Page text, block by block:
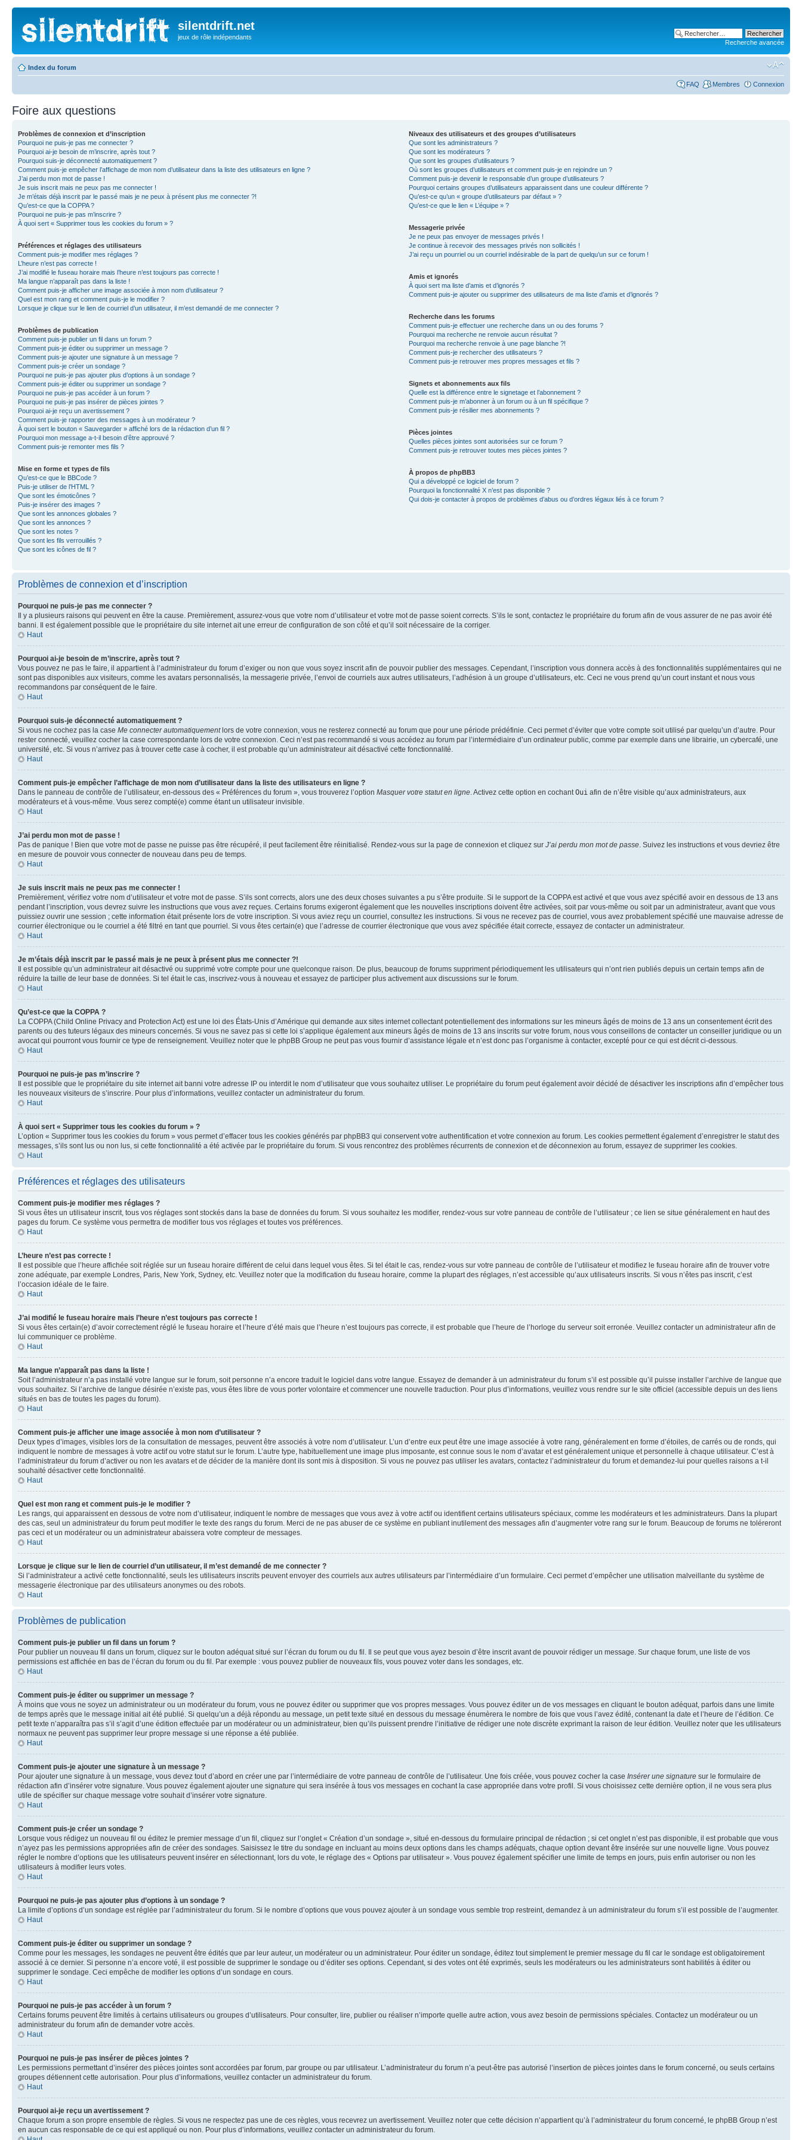
silentdrift.net
jeux de rôle indépendants
Recherche avancée
Index du forum
FAQ Membres Connexion
Foire aux questions
Problèmes de connexion et d’inscription
Pourquoi ne puis-je pas me connecter ?
Pourquoi ai-je besoin de m’inscrire, après tout ?
Pourquoi suis-je déconnecté automatiquement ?
Comment puis-je empêcher l’affichage de mon nom d’utilisateur dans la liste des utilisateurs en ligne ?
J’ai perdu mon mot de passe !
Je suis inscrit mais ne peux pas me connecter !
Je m’étais déjà inscrit par le passé mais je ne peux à présent plus me connecter ?!
Qu’est-ce que la COPPA ?
Pourquoi ne puis-je pas m’inscrire ?
À quoi sert « Supprimer tous les cookies du forum » ?
Préférences et réglages des utilisateurs
Comment puis-je modifier mes réglages ?
L’heure n’est pas correcte !
J’ai modifié le fuseau horaire mais l’heure n’est toujours pas correcte !
Ma langue n’apparaît pas dans la liste !
Comment puis-je afficher une image associée à mon nom d’utilisateur ?
Quel est mon rang et comment puis-je le modifier ?
Lorsque je clique sur le lien de courriel d’un utilisateur, il m’est demandé de me connecter ?
Problèmes de publication
Comment puis-je publier un fil dans un forum ?
Comment puis-je éditer ou supprimer un message ?
Comment puis-je ajouter une signature à un message ?
Comment puis-je créer un sondage ?
Pourquoi ne puis-je pas ajouter plus d’options à un sondage ?
Comment puis-je éditer ou supprimer un sondage ?
Pourquoi ne puis-je pas accéder à un forum ?
Pourquoi ne puis-je pas insérer de pièces jointes ?
Pourquoi ai-je reçu un avertissement ?
Comment puis-je rapporter des messages à un modérateur ?
À quoi sert le bouton « Sauvegarder » affiché lors de la rédaction d’un fil ?
Pourquoi mon message a-t-il besoin d’être approuvé ?
Comment puis-je remonter mes fils ?
Mise en forme et types de fils
Qu’est-ce que le BBCode ?
Puis-je utiliser de l’HTML ?
Que sont les émoticônes ?
Puis-je insérer des images ?
Que sont les annonces globales ?
Que sont les annonces ?
Que sont les notes ?
Que sont les fils verrouillés ?
Que sont les icônes de fil ?
Niveaux des utilisateurs et des groupes d’utilisateurs
Que sont les administrateurs ?
Que sont les modérateurs ?
Que sont les groupes d’utilisateurs ?
Où sont les groupes d’utilisateurs et comment puis-je en rejoindre un ?
Comment puis-je devenir le responsable d’un groupe d’utilisateurs ?
Pourquoi certains groupes d’utilisateurs apparaissent dans une couleur différente ?
Qu’est-ce qu’un « groupe d’utilisateurs par défaut » ?
Qu’est-ce que le lien « L’équipe » ?
Messagerie privée
Je ne peux pas envoyer de messages privés !
Je continue à recevoir des messages privés non sollicités !
J’ai reçu un pourriel ou un courriel indésirable de la part de quelqu’un sur ce forum !
Amis et ignorés
À quoi sert ma liste d’amis et d’ignorés ?
Comment puis-je ajouter ou supprimer des utilisateurs de ma liste d’amis et d’ignorés ?
Recherche dans les forums
Comment puis-je effectuer une recherche dans un ou des forums ?
Pourquoi ma recherche ne renvoie aucun résultat ?
Pourquoi ma recherche renvoie à une page blanche ?!
Comment puis-je rechercher des utilisateurs ?
Comment puis-je retrouver mes propres messages et fils ?
Signets et abonnements aux fils
Quelle est la différence entre le signetage et l’abonnement ?
Comment puis-je m’abonner à un forum ou à un fil spécifique ?
Comment puis-je résilier mes abonnements ?
Pièces jointes
Quelles pièces jointes sont autorisées sur ce forum ?
Comment puis-je retrouver toutes mes pièces jointes ?
À propos de phpBB3
Qui a développé ce logiciel de forum ?
Pourquoi la fonctionnalité X n’est pas disponible ?
Qui dois-je contacter à propos de problèmes d’abus ou d’ordres légaux liés à ce forum ?
Problèmes de connexion et d’inscription
Pourquoi ne puis-je pas me connecter ?
Il y a plusieurs raisons qui peuvent en être la cause. Premièrement, assurez-vous que votre nom d’utilisateur et votre mot de passe soient corrects. S’ils le sont, contactez le propriétaire du forum afin de vous assurer de ne pas avoir été
banni. Il est également possible que le propriétaire du site internet ait une erreur de configuration de son côté et qu’il soit nécessaire de la corriger.
Haut
Pourquoi ai-je besoin de m’inscrire, après tout ?
Vous pouvez ne pas le faire, il appartient à l’administrateur du forum d’exiger ou non que vous soyez inscrit afin de pouvoir publier des messages. Cependant, l’inscription vous donnera accès à des fonctionnalités supplémentaires qui ne
sont pas disponibles aux visiteurs, comme les avatars personnalisés, la messagerie privée, l’envoi de courriels aux autres utilisateurs, l’adhésion à un groupe d’utilisateurs, etc. Ceci ne vous prend qu’un court instant et nous vous
recommandons par conséquent de le faire.
Haut
Pourquoi suis-je déconnecté automatiquement ?
Si vous ne cochez pas la case Me connecter automatiquementlors de votre connexion, vous ne resterez connecté au forum que pour une période prédéfinie. Ceci permet d’éviter que votre compte soit utilisé par quelqu’un d’autre. Pour
rester connecté, veuillez cocher la case correspondante lors de votre connexion. Ceci n’est pas recommandé si vous accédez au forum par l’intermédiaire d’un ordinateur public, comme par exemple dans une librairie, un cybercafé, une
université, etc. Si vous n’arrivez pas à trouver cette case à cocher, il est probable qu’un administrateur ait désactivé cette fonctionnalité.
Haut
Comment puis-je empêcher l’affichage de mon nom d’utilisateur dans la liste des utilisateurs en ligne ?
Dans le panneau de contrôle de l’utilisateur, en-dessous des « Préférences du forum », vous trouverez l’option Masquer votre statut en ligne . Activez cette option en cochant Oui afin de n’être visible qu’aux administrateurs, aux
modérateurs et à vous-même. Vous serez compté(e) comme étant un utilisateur invisible.
Haut
J’ai perdu mon mot de passe !
Pas de panique ! Bien que votre mot de passe ne puisse pas être récupéré, il peut facilement être réinitialisé. Rendez-vous sur la page de connexion et cliquez sur J’ai perdu mon mot de passe . Suivez les instructions et vous devriez être
en mesure de pouvoir vous connecter de nouveau dans peu de temps.
Haut
Je suis inscrit mais ne peux pas me connecter !
Premièrement, vérifiez votre nom d’utilisateur et votre mot de passe. S’ils sont corrects, alors une des deux choses suivantes a pu s’être produite. Si le support de la COPPA est activé et que vous avez spécifié avoir en dessous de 13 ans
pendant l’inscription, vous devrez suivre les instructions que vous avez reçues. Certains forums exigeront également que les nouvelles inscriptions doivent être activées, soit par vous-même ou soit par un administrateur, avant que vous
puissiez ouvrir une session ; cette information était présente lors de votre inscription. Si vous aviez reçu un courriel, consultez les instructions. Si vous ne recevez pas de courriel, vous avez probablement spécifié une mauvaise adresse de
courrier électronique ou le courriel a été filtré en tant que pourriel. Si vous êtes certain(e) que l’adresse de courrier électronique que vous avez spécifiée était correcte, essayez de contacter un administrateur.
Haut
Je m’étais déjà inscrit par le passé mais je ne peux à présent plus me connecter ?!
Il est possible qu’un administrateur ait désactivé ou supprimé votre compte pour une quelconque raison. De plus, beaucoup de forums suppriment périodiquement les utilisateurs qui n’ont rien publiés depuis un certain temps afin de
réduire la taille de leur base de données. Si tel était le cas, inscrivez-vous à nouveau et essayez de participer plus activement aux discussions sur le forum.
Haut
Qu’est-ce que la COPPA ?
La COPPA (Child Online Privacy and Protection Act) est une loi des États-Unis d’Amérique qui demande aux sites internet collectant potentiellement des informations sur les mineurs âgés de moins de 13 ans un consentement écrit des
parents ou des tuteurs légaux des mineurs concernés. Si vous ne savez pas si cette loi s’applique également aux mineurs âgés de moins de 13 ans inscrits sur votre forum, nous vous conseillons de contacter un conseiller juridique ou un
avocat qui pourront vous fournir ce type de renseignement. Veuillez noter que le phpBB Group ne peut pas vous fournir d’assistance légale et n’est donc pas l’organisme à contacter, excepté pour ce qui est décrit ci-dessous.
Haut
Pourquoi ne puis-je pas m’inscrire ?
Il est possible que le propriétaire du site internet ait banni votre adresse IP ou interdit le nom d’utilisateur que vous souhaitez utiliser. Le propriétaire du forum peut également avoir décidé de désactiver les inscriptions afin d’empêcher tous
les nouveaux visiteurs de s’inscrire. Pour plus d’informations, veuillez contacter un administrateur du forum.
Haut
À quoi sert « Supprimer tous les cookies du forum » ?
L’option « Supprimer tous les cookies du forum » vous permet d’effacer tous les cookies générés par phpBB3 qui conservent votre authentification et votre connexion au forum. Les cookies permettent également d’enregistrer le statut des
messages, s’ils sont lus ou non lus, si cette fonctionnalité a été activée par le propriétaire du forum. Si vous rencontrez des problèmes récurrents de connexion et de déconnexion au forum, essayez de supprimer les cookies.
Haut
Préférences et réglages des utilisateurs
Comment puis-je modifier mes réglages ?
Si vous êtes un utilisateur inscrit, tous vos réglages sont stockés dans la base de données du forum. Si vous souhaitez les modifier, rendez-vous sur votre panneau de contrôle de l’utilisateur ; ce lien se situe généralement en haut des
pages du forum. Ce système vous permettra de modifier tous vos réglages et toutes vos préférences.
Haut
L’heure n’est pas correcte !
Il est possible que l’heure affichée soit réglée sur un fuseau horaire différent de celui dans lequel vous êtes. Si tel était le cas, rendez-vous sur votre panneau de contrôle de l’utilisateur et modifiez le fuseau horaire afin de trouver votre
zone adéquate, par exemple Londres, Paris, New York, Sydney, etc. Veuillez noter que la modification du fuseau horaire, comme la plupart des réglages, n’est accessible qu’aux utilisateurs inscrits. Si vous n’êtes pas inscrit, c’est
l’occasion idéale de le faire.
Haut
J’ai modifié le fuseau horaire mais l’heure n’est toujours pas correcte !
Si vous êtes certain(e) d’avoir correctement réglé le fuseau horaire et l’heure d’été mais que l’heure n’est toujours pas correcte, il est probable que l’heure de l’horloge du serveur soit erronée. Veuillez contacter un administrateur afin de
lui communiquer ce problème.
Haut
Ma langue n’apparaît pas dans la liste !
Soit l’administrateur n’a pas installé votre langue sur le forum, soit personne n’a encore traduit le logiciel dans votre langue. Essayez de demander à un administrateur du forum s’il est possible qu’il puisse installer l’archive de langue que
vous souhaitez. Si l’archive de langue désirée n’existe pas, vous êtes libre de vous porter volontaire et commencer une nouvelle traduction. Pour plus d’informations, veuillez vous rendre sur le site officiel (accessible depuis un des liens
situés en bas de toutes les pages du forum).
Haut
Comment puis-je afficher une image associée à mon nom d’utilisateur ?
Deux types d’images, visibles lors de la consultation de messages, peuvent être associés à votre nom d’utilisateur. L’un d’entre eux peut être une image associée à votre rang, généralement en forme d’étoiles, de carrés ou de ronds, qui
indiquent le nombre de messages à votre actif ou votre statut sur le forum. L’autre type, habituellement une image plus imposante, est connue sous le nom d’avatar et est généralement unique et personnelle à chaque utilisateur. C’est à
l’administrateur du forum d’activer ou non les avatars et de décider de la manière dont ils sont mis à disposition. Si vous ne pouvez pas utiliser les avatars, contactez l’administrateur du forum et demandez-lui pour quelles raisons a t-il
souhaité désactiver cette fonctionnalité.
Haut
Quel est mon rang et comment puis-je le modifier ?
Les rangs, qui apparaissent en dessous de votre nom d’utilisateur, indiquent le nombre de messages que vous avez à votre actif ou identifient certains utilisateurs spéciaux, comme les modérateurs et les administrateurs. Dans la plupart
des cas, seul un administrateur du forum peut modifier le texte des rangs du forum. Merci de ne pas abuser de ce système en publiant inutilement des messages afin d’augmenter votre rang sur le forum. Beaucoup de forums ne toléreront
pas ceci et un modérateur ou un administrateur abaissera votre compteur de messages.
Haut
Lorsque je clique sur le lien de courriel d’un utilisateur, il m’est demandé de me connecter ?
Si l’administrateur a activé cette fonctionnalité, seuls les utilisateurs inscrits peuvent envoyer des courriels aux autres utilisateurs par l’intermédiaire d’un formulaire. Ceci permet d’empêcher une utilisation malveillante du système de
messagerie électronique par des utilisateurs anonymes ou des robots.
Haut
Problèmes de publication
Comment puis-je publier un fil dans un forum ?
Pour publier un nouveau fil dans un forum, cliquez sur le bouton adéquat situé sur l’écran du forum ou du fil. Il se peut que vous ayez besoin d’être inscrit avant de pouvoir rédiger un message. Sur chaque forum, une liste de vos
permissions est affichée en bas de l’écran du forum ou du fil. Par exemple : vous pouvez publier de nouveaux fils, vous pouvez voter dans les sondages, etc.
Haut
Comment puis-je éditer ou supprimer un message ?
À moins que vous ne soyez un administrateur ou un modérateur du forum, vous ne pouvez éditer ou supprimer que vos propres messages. Vous pouvez éditer un de vos messages en cliquant le bouton adéquat, parfois dans une limite
de temps après que le message initial ait été publié. Si quelqu’un a déjà répondu au message, un petit texte situé en dessous du message énumèrera le nombre de fois que vous l’avez édité, contenant la date et l’heure de l’édition. Ce
petit texte n’apparaîtra pas s’il s’agit d’une édition effectuée par un modérateur ou un administrateur, bien qu’ils puissent prendre l’initiative de rédiger une note discrète exprimant la raison de leur édition. Veuillez noter que les utilisateurs
normaux ne peuvent pas supprimer leur propre message si une réponse a été publiée.
Haut
Comment puis-je ajouter une signature à un message ?
Pour ajouter une signature à un message, vous devez tout d’abord en créer une par l’intermédiaire de votre panneau de contrôle de l’utilisateur. Une fois créée, vous pouvez cocher la case Insérer une signature sur le formulaire de
rédaction afin d’insérer votre signature. Vous pouvez également ajouter une signature qui sera insérée à tous vos messages en cochant la case appropriée dans votre profil. Si vous choisissez cette dernière option, il ne vous sera plus
utile de spécifier sur chaque message votre souhait d’insérer votre signature.
Haut
Comment puis-je créer un sondage ?
Lorsque vous rédigez un nouveau fil ou éditez le premier message d’un fil, cliquez sur l’onglet « Création d’un sondage », situé en-dessous du formulaire principal de rédaction ; si cet onglet n’est pas disponible, il est probable que vous
n’ayez pas les permissions appropriées afin de créer des sondages. Saisissez le titre du sondage en incluant au moins deux options dans les champs adéquats, chaque option devant être insérée sur une nouvelle ligne. Vous pouvez
régler le nombre d’options que les utilisateurs peuvent insérer en sélectionnant, lors du vote, le réglage des « Options par utilisateur ». Vous pouvez également spécifier une limite de temps en jours, puis enfin autoriser ou non les
utilisateurs à modifier leurs votes.
Haut
Pourquoi ne puis-je pas ajouter plus d’options à un sondage ?
La limite d’options d’un sondage est réglée par l’administrateur du forum. Si le nombre d’options que vous pouvez ajouter à un sondage vous semble trop restreint, demandez à un administrateur du forum s’il est possible de l’augmenter.
Haut
Comment puis-je éditer ou supprimer un sondage ?
Comme pour les messages, les sondages ne peuvent être édités que par leur auteur, un modérateur ou un administrateur. Pour éditer un sondage, éditez tout simplement le premier message du fil car le sondage est obligatoirement
associé à ce dernier. Si personne n’a encore voté, il est possible de supprimer le sondage ou d’éditer ses options. Cependant, si des votes ont été exprimés, seuls les modérateurs ou les administrateurs sont habilités à éditer ou
supprimer le sondage. Ceci empêche de modifier les options d’un sondage en cours.
Haut
Pourquoi ne puis-je pas accéder à un forum ?
Certains forums peuvent être limités à certains utilisateurs ou groupes d’utilisateurs. Pour consulter, lire, publier ou réaliser n’importe quelle autre action, vous avez besoin de permissions spéciales. Contactez un modérateur ou un
administrateur du forum afin de demander votre accès.
Haut
Pourquoi ne puis-je pas insérer de pièces jointes ?
Les permissions permettant d’insérer des pièces jointes sont accordées par forum, par groupe ou par utilisateur. L’administrateur du forum n’a peut-être pas autorisé l’insertion de pièces jointes dans le forum concerné, ou seuls certains
groupes détiennent cette autorisation. Pour plus d’informations, veuillez contacter un administrateur du forum.
Haut
Pourquoi ai-je reçu un avertissement ?
Chaque forum a son propre ensemble de règles. Si vous ne respectez pas une de ces règles, vous recevrez un avertissement. Veuillez noter que cette décision n’appartient qu’à l’administrateur du forum concerné, le phpBB Group n’est
en aucun cas responsable de ce qui est appliqué ou non. Pour plus d’informations, veuillez contacter un administrateur du forum.